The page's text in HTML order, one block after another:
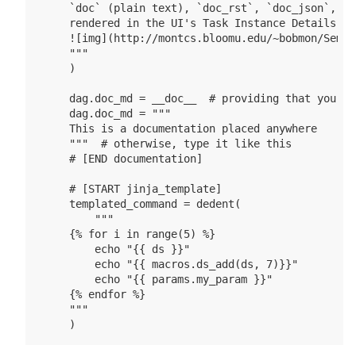
`doc` (plain text), `doc_rst`, `doc_json`,
rendered in the UI's Task Instance Details
![img](http://montcs.bloomu.edu/~bobmon/
    """
    )
dag.doc_md = __doc__  # providing that you
    dag.doc_md = """
    This is a documentation placed anywhere
    """  # otherwise, type it like this
    # [END documentation]
    # [START jinja_template]
    templated_command = dedent(
        """
    {% for i in range(5) %}
        echo "{{ ds }}"
        echo "{{ macros.ds_add(ds, 7)}}"
        echo "{{ params.my_param }}"
    {% endfor %}
    """
    )